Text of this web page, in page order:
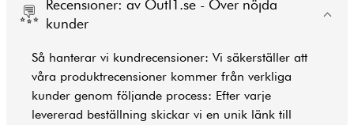
Recensioner: av Outl1.se - Över nöjda
kunder
Så hanterar vi kundrecensioner: Vi säkerställer att
våra produktrecensioner kommer från verkliga
kunder genom följande process: Efter varje
levererad beställning skickar vi en unik länk till